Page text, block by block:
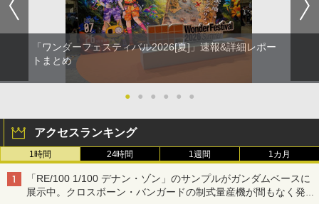
「ワンダーフェスティバル2026[夏]」速報&詳細レポー
トまとめ
● ● ● ● ● ●
アクセスランキング
1時間 24時間 1週間 1カ月
「RE/100 1/100 デナン・ゾン」のサンプルがガンダムベースに
展示中。クロスボーン・バンガードの制式量産機が間もなく発送